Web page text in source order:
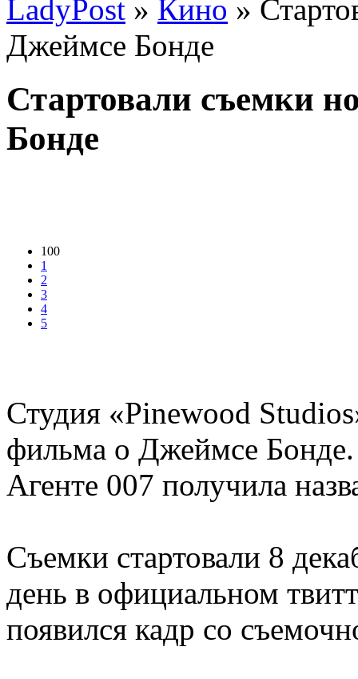
LadyPost » Кино »
Джеймсе Бонде
Стартовали съемки
Бонде
100
1
2
3
4
5
Студия «Pinewood
фильма о Джеймсе Бонде.
Агенте 007 получила
Съемки стартовали 8
день в официальном
появился кадр со